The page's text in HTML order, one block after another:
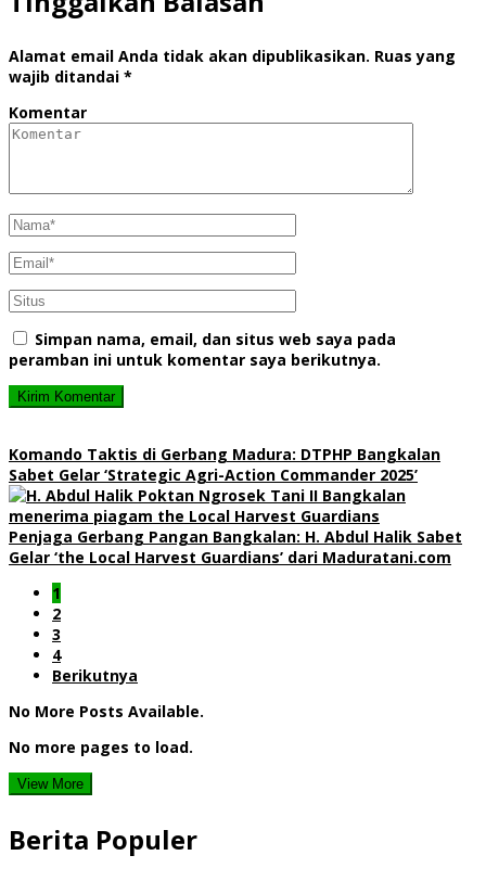
Alamat email Anda tidak akan dipublikasikan. Ruas yang
wajib ditandai *
Komentar
Simpan nama, email, dan situs web saya pada
peramban ini untuk komentar saya berikutnya.
Komando Taktis di Gerbang Madura: DTPHP Bangkalan
Sabet Gelar ‘Strategic Agri-Action Commander 2025’
Penjaga Gerbang Pangan Bangkalan: H. Abdul Halik Sabet
Gelar ‘the Local Harvest Guardians’ dari Maduratani.com
1
2
3
4
Berikutnya
No More Posts Available.
No more pages to load.
View More
Berita Populer